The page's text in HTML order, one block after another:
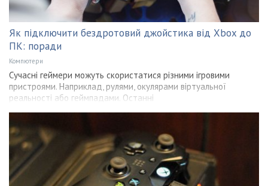
Як підключити бездротовий джойстика від Xbox до
ПК: поради
Компютери
Сучасні геймери можуть скористатися різними ігровими
пристроями. Наприклад, рулями, окулярами віртуальної
реальності або геймпадами. Останні